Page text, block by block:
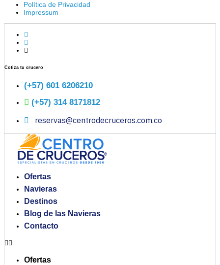
Política de Privacidad
Impressum
contenido
Cotiza tu crucero
(+57) 601 6206210
(+57) 314 8171812
reservas@centrodecruceros.com.co
Ofertas
Navieras
Destinos
Blog de las Navieras
Contacto
Ofertas